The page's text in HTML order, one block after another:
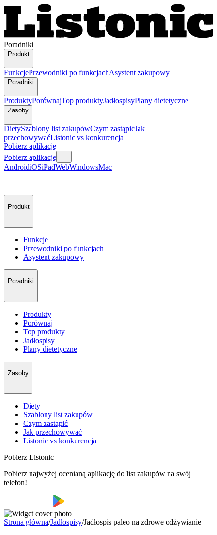
Poradniki
Produkt
FunkcjePrzewodniki po funkcjachAsystent zakupowy
Poradniki
ProduktyPorównajTop produktyJadłospisyPlany dietetyczne
Zasoby
DietySzablony list zakupówCzym zastąpićJak
przechowywaćListonic vs konkurencja
Pobierz aplikację
Pobierz aplikację
AndroidiOSiPadWebWindowsMac
Produkt
Funkcje
Przewodniki po funkcjach
Asystent zakupowy
Poradniki
Produkty
Porównaj
Top produkty
Jadłospisy
Plany dietetyczne
Zasoby
Diety
Szablony list zakupów
Czym zastąpić
Jak przechowywać
Listonic vs konkurencja
Pobierz Listonic
Pobierz najwyżej ocenianą aplikację do list zakupów na swój
telefon!
Strona główna/Jadłospisy/Jadłospis paleo na zdrowe odżywianie